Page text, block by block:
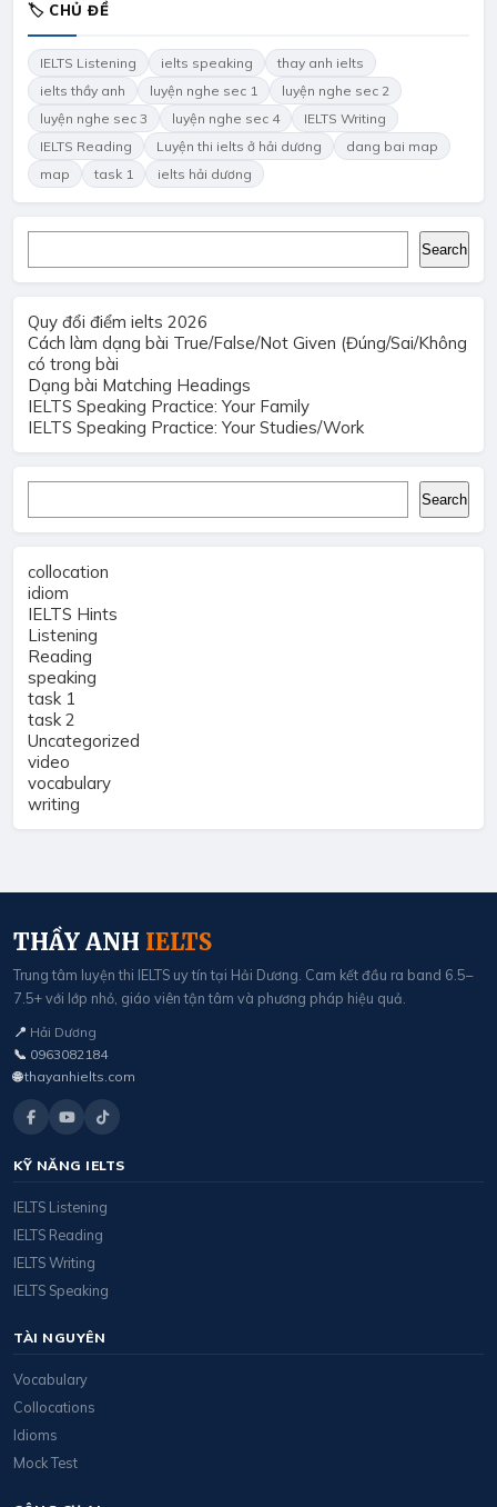
🏷 CHỦ ĐỀ
IELTS Listening ielts speaking
thay anh ielts
ielts thầy anh
luyện nghe sec 1
luyện nghe sec 2
luyện nghe sec 3
luyện nghe sec 4
IELTS Writing
IELTS Reading
Luyện thi ielts ở hải dương
dang bai map
map
task 1 ielts hải dương
Search
Quy đổi điểm ielts 2026
Cách làm dạng bài True/False/Not Given (Đúng/Sai/Không
có trong bài
Dạng bài Matching Headings
IELTS Speaking Practice: Your Family
IELTS Speaking Practice: Your Studies/Work
Search
collocation
idiom
IELTS Hints
Listening
Reading
speaking
task 1
task 2
Uncategorized
video
vocabulary
writing
THẦY ANH IELTS
Trung tâm luyện thi IELTS uy tín tại Hải Dương. Cam kết đầu ra band 6.5–
7.5+ với lớp nhỏ, giáo viên tận tâm và phương pháp hiệu quả.
📍 Hải Dương
📞 0963082184
🌐 thayanhielts.com
KỸ NĂNG IELTS
IELTS Listening
IELTS Reading
IELTS Writing
IELTS Speaking
TÀI NGUYÊN
Vocabulary
Collocations
Idioms
Mock Test